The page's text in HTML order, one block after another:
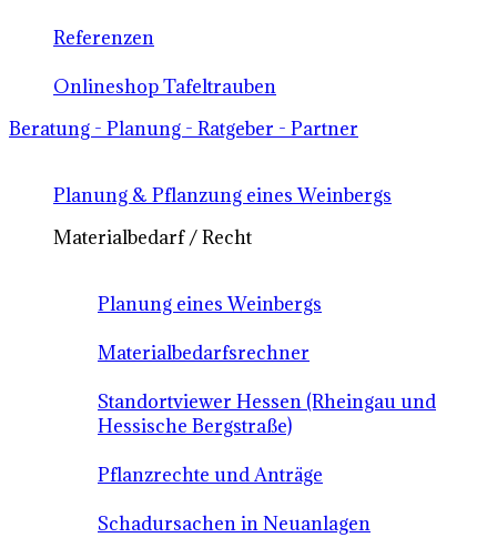
Referenzen
Onlineshop Tafeltrauben
Beratung - Planung - Ratgeber - Partner
Planung & Pflanzung eines Weinbergs
Materialbedarf / Recht
Planung eines Weinbergs
Materialbedarfsrechner
Standortviewer Hessen (Rheingau und
Hessische Bergstraße)
Pflanzrechte und Anträge
Schadursachen in Neuanlagen